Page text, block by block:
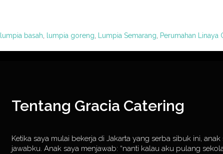
lumpia basah, lumpia goreng, Lumpia Semarang, Perumahan
Tentang Gracia Catering
Ketika saya mulai bekerja di Jakarta yang serba sibuk ini,
jawabku. Anak saya menjawab: “nanti kalau aku pulang